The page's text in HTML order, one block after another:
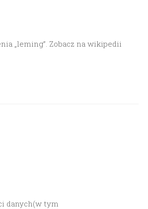
„leming”. Zobacz na wikipedii
danych(w tym